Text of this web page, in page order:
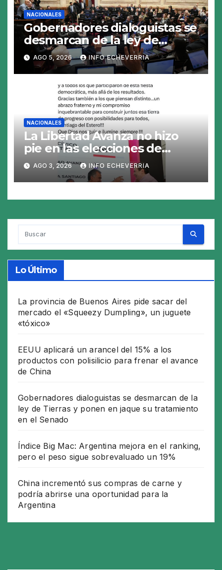
NACIONALES
Gobernadores dialoguistas se
desmarcan de la ley de
Tierras y ponen en jaque su
tratamiento en el Senado
AGO 5, 2026 INFO ECHEVERRIA
NACIONALES
La Libertad Avanza no hizo
pie en las elecciones de
Santiago del Estero y perdió
en los 26 municipios
AGO 3, 2026 INFO ECHEVERRIA
Lo Último
La provincia de Buenos Aires pide sacar del
mercado el «Squeezy Dumpling», un juguete
«tóxico»
EEUU aplicará un arancel del 15% a los
productos con polisilicio para frenar el avance
de China
Gobernadores dialoguistas se desmarcan de la
ley de Tierras y ponen en jaque su tratamiento
en el Senado
Índice Big Mac: Argentina mejora en el ranking,
pero el peso sigue sobrevaluado un 19%
China incrementó sus compras de carne y
podría abrirse una oportunidad para la
Argentina